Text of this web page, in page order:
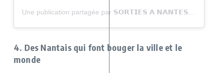
4. Des Nantais qui font bouger la ville et le
monde